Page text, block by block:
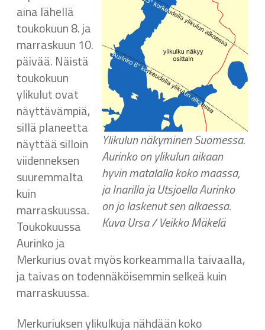
Ylikulun näkyminen Suomessa.
Aurinko on ylikulun aikaan
hyvin matalalla koko maassa,
ja Inarilla ja Utsjoella Aurinko
on jo laskenut sen alkaessa.
Kuva Ursa / Veikko Mäkelä
aina lähellä
toukokuun 8. ja
marraskuun 10.
päivää. Näistä
toukokuun
ylikulut ovat
näyttävämpiä,
sillä planeetta
näyttää silloin
viidenneksen
suuremmalta
kuin
marraskuussa.
Toukokuussa
Aurinko ja
Merkurius ovat myös korkeammalla taivaalla,
ja taivas on todennäköisemmin selkeä kuin
marraskuussa.
Merkuriuksen ylikulkuja nähdään koko